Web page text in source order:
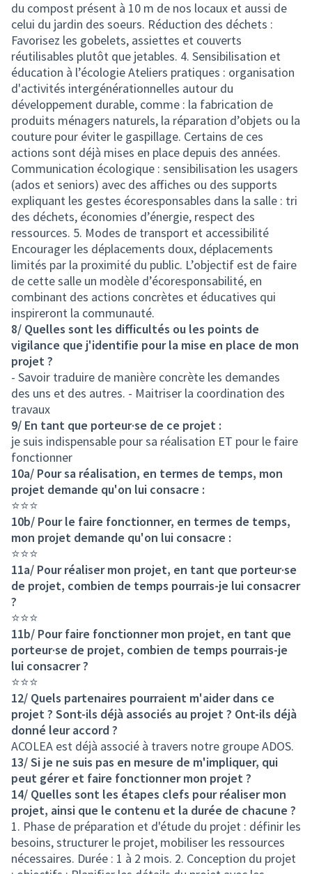
du compost présent à 10 m de nos locaux et aussi de
celui du jardin des soeurs. Réduction des déchets :
Favorisez les gobelets, assiettes et couverts
réutilisables plutôt que jetables. 4. Sensibilisation et
éducation à l’écologie Ateliers pratiques : organisation
d'activités intergénérationnelles autour du
développement durable, comme : la fabrication de
produits ménagers naturels, la réparation d’objets ou la
couture pour éviter le gaspillage. Certains de ces
actions sont déjà mises en place depuis des années.
Communication écologique : sensibilisation les usagers
(ados et seniors) avec des affiches ou des supports
expliquant les gestes écoresponsables dans la salle : tri
des déchets, économies d’énergie, respect des
ressources. 5. Modes de transport et accessibilité
Encourager les déplacements doux, déplacements
limités par la proximité du public. L’objectif est de faire
de cette salle un modèle d’écoresponsabilité, en
combinant des actions concrètes et éducatives qui
inspireront la communauté.
8/ Quelles sont les difficultés ou les points de
vigilance que j'identifie pour la mise en place de mon
projet ?
- Savoir traduire de manière concrète les demandes
des uns et des autres. - Maitriser la coordination des
travaux
9/ En tant que porteur·se de ce projet :
je suis indispensable pour sa réalisation ET pour le faire
fonctionner
10a/ Pour sa réalisation, en termes de temps, mon
projet demande qu'on lui consacre :
⭐⭐⭐
10b/ Pour le faire fonctionner, en termes de temps,
mon projet demande qu'on lui consacre :
⭐⭐⭐
11a/ Pour réaliser mon projet, en tant que porteur·se
de projet, combien de temps pourrais-je lui consacrer
?
⭐⭐⭐
11b/ Pour faire fonctionner mon projet, en tant que
porteur·se de projet, combien de temps pourrais-je
lui consacrer ?
⭐⭐⭐
12/ Quels partenaires pourraient m'aider dans ce
projet ? Sont-ils déjà associés au projet ? Ont-ils déjà
donné leur accord ?
ACOLEA est déjà associé à travers notre groupe ADOS.
13/ Si je ne suis pas en mesure de m'impliquer, qui
peut gérer et faire fonctionner mon projet ?
14/ Quelles sont les étapes clefs pour réaliser mon
projet, ainsi que le contenu et la durée de chacune ?
1. Phase de préparation et d'étude du projet : définir les
besoins, structurer le projet, mobiliser les ressources
nécessaires. Durée : 1 à 2 mois. 2. Conception du projet